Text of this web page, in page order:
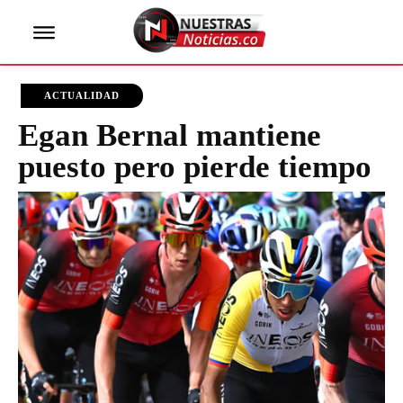
ACTUALIDAD
Egan Bernal mantiene
puesto pero pierde tiempo